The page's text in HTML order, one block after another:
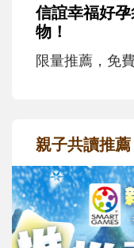
信誼幸福好
物！
限量推薦，免
親子共讀推薦